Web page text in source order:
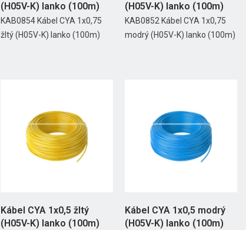
(H05V-K) lanko (100m)
KAB0854 Kábel CYA 1x0,75
žltý (H05V-K) lanko (100m)
(H05V-K) lanko (100m)
KAB0852 Kábel CYA 1x0,75
modrý (H05V-K) lanko (100m)
Kábel CYA 1x0,5 žltý
(H05V-K) lanko (100m)
Kábel CYA 1x0,5 modrý
(H05V-K) lanko (100m)